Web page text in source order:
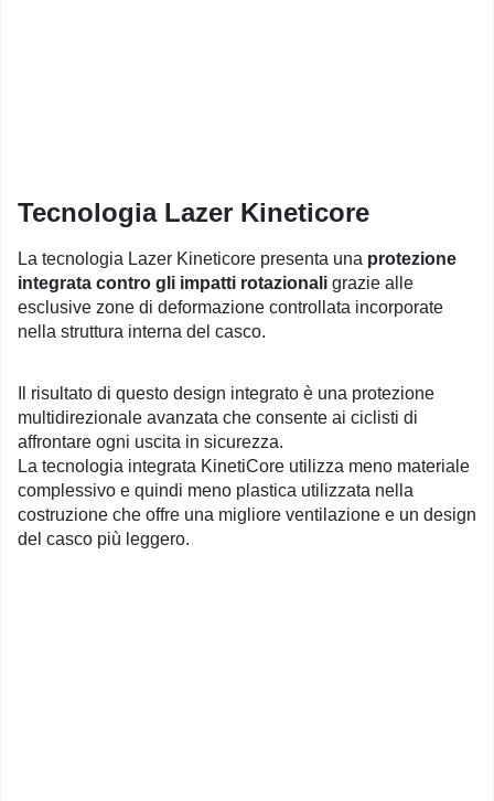
Tecnologia Lazer Kineticore
La tecnologia Lazer Kineticore presenta una protezione
integrata contro gli impatti rotazionali grazie alle
esclusive zone di deformazione controllata incorporate
nella struttura interna del casco.
Il risultato di questo design integrato è una protezione
multidirezionale avanzata che consente ai ciclisti di
affrontare ogni uscita in sicurezza.
La tecnologia integrata KinetiCore utilizza meno materiale
complessivo e quindi meno plastica utilizzata nella
costruzione che offre una migliore ventilazione e un design
del casco più leggero.